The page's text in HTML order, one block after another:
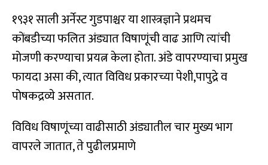
१९३१ साली अर्नेस्ट गुडपाश्चर या शास्त्रज्ञाने प्रथमच
कोंबडीच्या फलित अंड्यात विषाणूंची वाढ आणि त्यांची
मोजणी करण्याचा प्रयत्न केला होता. अंडे वापरण्याचा प्रमुख
फायदा असा की, त्यात विविध प्रकारच्या पेशी,पापुद्रे व
पोषकद्रव्ये असतात.
विविध विषाणूंच्या वाढीसाठी अंड्यातील चार मुख्य भाग
वापरले जातात, ते पुढीलप्रमाणे